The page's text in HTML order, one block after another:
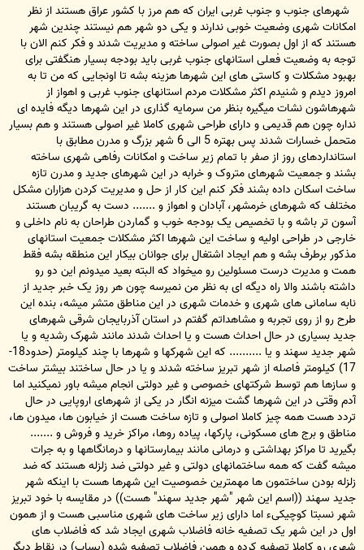
ت
شهرهای جنوب و جنوب غربی ایران که هم مرز با کشور عراق هستند از نظر
امکانات شهری وضعیت خوبی ندارند و یکی دو شهر هم نیستند چندین شهر
هستند که از اول بصورت غیر اصولی ساخته و مدیریت شدند و فکر کنم الان با
توجه به وضعیت فعلی استانهای جنوب غربی باید بودجه بسیار هنگفتی برای
بهبود مشکلات و کاستی های این شهرها هزینه بشه تا اونجایی که من تا به
امروز دیدم و شنیدم اکثر مشکلات مردم استانهای جنوب غربی و اهواز از
شهرهاشون نشات میگیره بنظر من سرمایه گذاری در این شهرها دیگه فایده ای
نداره چون هم قدیمی و دارای طراحی شهری کاملا غیر اصولی هستند و هم بسیار
متحمل خسارات شدند پس بهتره 5 الی 6 شهر بزرگ و مدرن مطابق با
استانداردهای روز از صفر با تمام زیر ساخت و امکانات رفاهی شهری ساخته
بشند و جمعیت شهرهای متروک و خرابه در این شهرهای جدید و مدرن تازه
ساخت اسکان داده بشند فکر کنم این کار از حل و مدیریت کردن هزاران مشکل
مختلف که شهرهای خرمشهر، آبادان و اهواز و ....... دست به گریبان هستند
آسون تر باشه و با تخصیص یک بودجه خوب و گماردن طراحان به نام داخلی و
خارجی در طراحی اولیه و ساخت این شهرها اکثر مشکلات جمعیت استانهای
مذکور برطرف بشه و هم ایجاد اشتغال برای جوانان بیکار این منطقه بشه فقط
همت و مدیرت درست مسئولین رو میخواد که البته بعید میدونم این دو رو
داشته باشند والا راه دیگه ای به نظر من نمیرسه چون هر روز یک خبر جدید از
نابه سامانی های شهری و خدمات شهری در این مناطق متشر میشه، بنده این
طرح رو از روی تجربه و مشاهداتم گفتم در استان آذربایجان شرقی شهرهای
جدید بسیاری در حال احداث هست و یا احداث شدند مانند شهرک رشدیه و یا
شهر جدید سهند و یا .......... که این شهرکها و شهرها با چند کیلومتر (حدود18-
17) کیلومتر فاصله از شهر تبریز ساخته شدند و یا در حال ساختند بیشتر ساخت
و سازها هم توسط شرکتهای خصوصی و غیر دولتی انجام میشه باور نمیکنید اما
آدم وقتی در این شهرها گشت میزنه انگار در یکی از شهرهای اروپایی در حال
تردد هست همه چیز کاملا اصولی و تازه ساخت هست از خیابون ها، میدون ها،
مناطق و برج های مسکونی، پارکها، پیاده روها، مراکز خرید و فروش و .......
بگیرید تا مراکز بهداشتی و درمانی مانند بیمارستانها و درمانگاهها و به جرات
میشه گفت که همه ساختمانهای دولتی و غیر دولتی ضد زلزله هستند که ضد
زلزله بودن ساختمون ها مهمترین خصوصیت این شهرها هست با اینکه شهر
جدید سهند ((اسم این شهر "شهر جدید سهند" هست)) در مقایسه با خود تبریز
شهر نسبتا کوچیکیء اما دارای زیر ساخت های شهری مناسبی هست و از همون
اول در این شهر یک تصفیه خانه فاضلاب شهری ایجاد شد که فاضلاب های